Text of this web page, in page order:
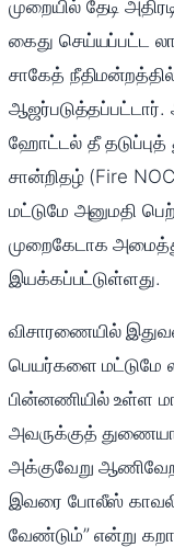
முறையில் தேடி
கைது செய்யப்பட்ட
சாகேத்
ஹோட்டல் தீ தடுப்புத்
சான்றிதழ் (Fire
மட்டுமே அனுமதி
முறைகேடாக
இயக்கப்பட்டுள்ளது.
விசாரணையில்
பெயர்களை மட்டுமே
பின்னணியில் உள்ள
அவருக்குத்
அக்குவேறு
இவரை போலீஸ்
வேண்டும்” என்று